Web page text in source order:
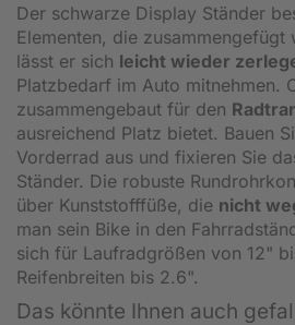
Der schwarze Display Ständer
Elementen, die zusammengefügt
lässt er sich leicht wieder
Platzbedarf im Auto mitnehmen.
zusammengebaut für den
ausreichend Platz bietet. Bauen
Vorderrad aus und fixieren Sie
Ständer. Die robuste
über Kunststofffüße, die nicht
man sein Bike in den
sich für Laufradgrößen von 12"
Reifenbreiten bis 2.6".
Das könnte Ihnen auch